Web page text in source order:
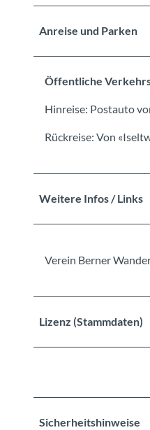
Anreise und Parken
Öffentliche
Hinreise: Postauto
Rückreise: Von
Weitere Infos / Links
Verein Berner
Lizenz (Stammdaten)
Sicherheitshinweise